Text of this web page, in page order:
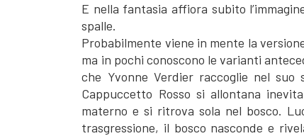
E nella fantasia affiora subito
spalle.
Probabilmente viene in mente la
ma in pochi conoscono le varianti
che Yvonne Verdier raccoglie nel
Cappuccetto Rosso si allontana
materno e si ritrova sola nel bosco.
trasgressione, il bosco nasconde e